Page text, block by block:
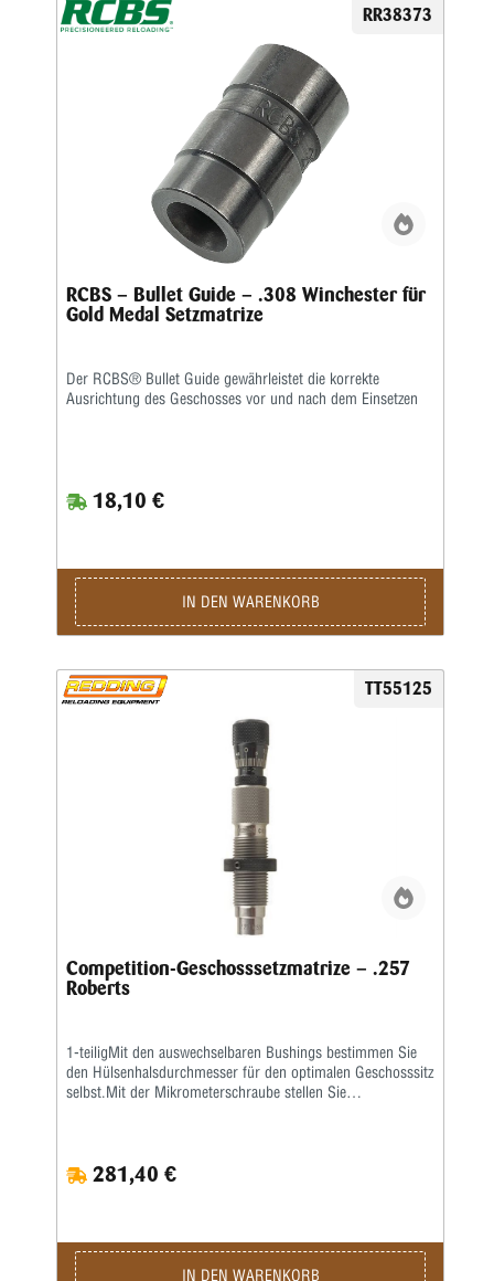
RR38373
RCBS – Bullet Guide – .308 Winchester für
Gold Medal Setzmatrize
Der RCBS® Bullet Guide gewährleistet die korrekte
Ausrichtung des Geschosses vor und nach dem Einsetzen
18,10 €
IN DEN WARENKORB
TT55125
Competition-Geschosssetzmatrize – .257
Roberts
1-teiligMit den auswechselbaren Bushings bestimmen Sie
den Hülsenhalsdurchmesser für den optimalen Geschosssitz
selbst.Mit der Mikrometerschraube stellen Sie
281,40 €
IN DEN WARENKORB